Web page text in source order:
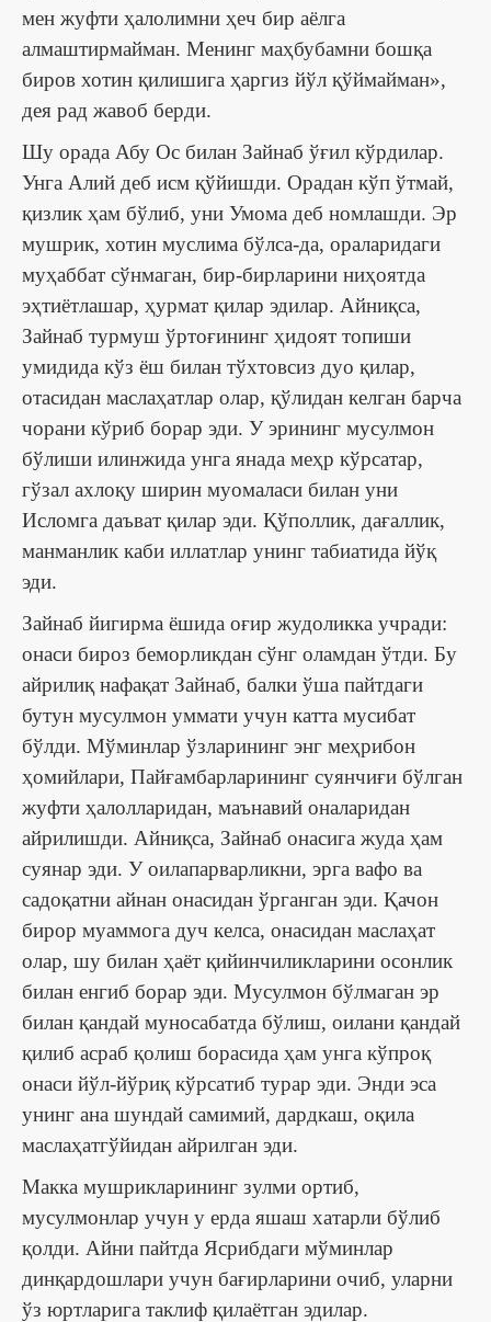
мен жуфти ҳалолимни ҳеч бир аёлга
алмаштирмайман. Менинг маҳбубамни бошқа
биров хотин қилишига ҳаргиз йўл қўймайман»,
дея рад жавоб берди.
Шу орада Абу Ос билан Зайнаб ўғил кўрдилар.
Унга Алий деб исм қўйишди. Орадан кўп ўтмай,
қизлик ҳам бўлиб, уни Умома деб номлашди. Эр
мушрик, хотин муслима бўлса-да, ораларидаги
муҳаббат сўнмаган, бир-бирларини ниҳоятда
эҳтиётлашар, ҳурмат қилар эдилар. Айниқса,
Зайнаб турмуш ўртоғининг ҳидоят топиши
умидида кўз ёш билан тўхтовсиз дуо қилар,
отасидан маслаҳатлар олар, қўлидан келган барча
чорани кўриб борар эди. У эрининг мусулмон
бўлиши илинжида унга янада меҳр кўрсатар,
гўзал ахлоқу ширин муомаласи билан уни
Исломга даъват қилар эди. Қўполлик, дағаллик,
манманлик каби иллатлар унинг табиатида йўқ
эди.
Зайнаб йигирма ёшида оғир жудоликка учради:
онаси бироз беморликдан сўнг оламдан ўтди. Бу
айрилиқ нафақат Зайнаб, балки ўша пайтдаги
бутун мусулмон уммати учун катта мусибат
бўлди. Мўминлар ўзларининг энг меҳрибон
ҳомийлари, Пайғамбарларининг суянчиғи бўлган
жуфти ҳалолларидан, маънавий оналаридан
айрилишди. Айниқса, Зайнаб онасига жуда ҳам
суянар эди. У оилапарварликни, эрга вафо ва
садоқатни айнан онасидан ўрганган эди. Қачон
бирор муаммога дуч келса, онасидан маслаҳат
олар, шу билан ҳаёт қийинчиликларини осонлик
билан енгиб борар эди. Мусулмон бўлмаган эр
билан қандай муносабатда бўлиш, оилани қандай
қилиб асраб қолиш борасида ҳам унга кўпроқ
онаси йўл-йўриқ кўрсатиб турар эди. Энди эса
унинг ана шундай самимий, дардкаш, оқила
маслаҳатгўйидан айрилган эди.
Макка мушрикларининг зулми ортиб,
мусулмонлар учун у ерда яшаш хатарли бўлиб
қолди. Айни пайтда Ясрибдаги мўминлар
динқардошлари учун бағирларини очиб, уларни
ўз юртларига таклиф қилаётган эдилар.